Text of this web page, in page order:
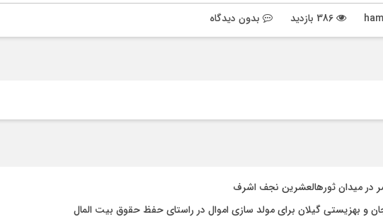
بدون دیدگاه
در میدان ثورهالعشرین نجف اشرف
و بهزیستی گیلان برای مولد سازی اموال در راستای حفظ حقوق بیت المال